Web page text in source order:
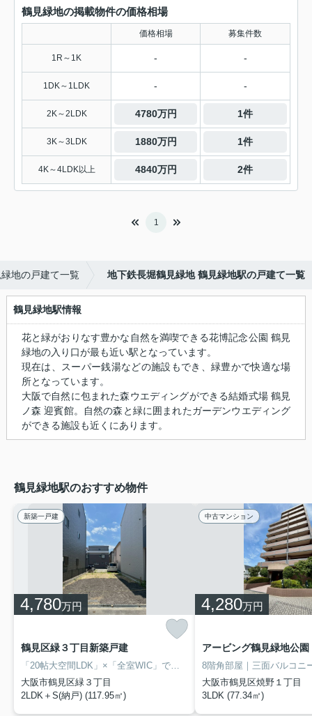
鶴見緑地の掲載物件の価格相場
価格相場 募集件数
1R～1K - -
1DK～1LDK - -
2K～2LDK 4780万円 1件
3K～3LDK 1880万円 1件
4K～4LDK以上 4840万円 2件
1
地の戸建て一覧 地下鉄長堀鶴見緑地 鶴見緑地駅の戸建て一覧
鶴見緑地駅情報
花と緑がおりなす豊かな自然を満喫できる花博記念公園 鶴見
緑地の入り口が最も近い駅となっています。
現在は、スーパー銭湯などの施設もでき、緑豊かで快適な場
所となっています。
大阪で自然に包まれた森ウエディングができる結婚式場 鶴見
ノ森 迎賓館。自然の森と緑に囲まれたガーデンウエディング
ができる施設も近くにあります。
鶴見緑地駅のおすすめ物件
新築一戸建
4,780万円
鶴見区緑３丁目新築戸建
「20帖大空間LDK」×「全室WIC」でゆとりを叶える新築戸建
大阪市鶴見区緑３丁目
2LDK＋S(納戸) (117.95㎡)
中古マンション
4,280万円
アービング鶴見緑地公園
大阪市鶴見区焼野１丁目
3LDK (77.34㎡)